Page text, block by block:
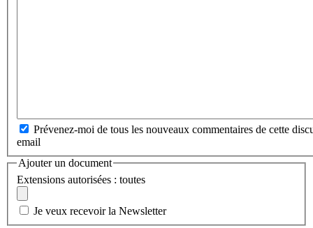
Prévenez-moi de tous les nouveaux commentaires de cette
email
Ajouter un document
Extensions autorisées : toutes
Je veux recevoir la Newsletter